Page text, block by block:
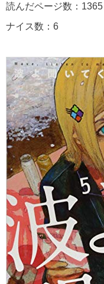
読んだページ数：1365
ナイス数：6